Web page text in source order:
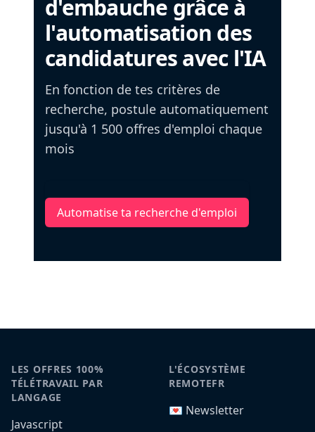
d'embauche grâce à
l'automatisation des
candidatures avec l'IA
En fonction de tes critères de
recherche, postule automatiquement
jusqu'à 1 500 offres d'emploi chaque
mois
Automatise ta recherche d'emploi
LES OFFRES 100%
TÉLÉTRAVAIL PAR
LANGAGE
Javascript
L'ÉCOSYSTÈME
REMOTEFR
💌 Newsletter